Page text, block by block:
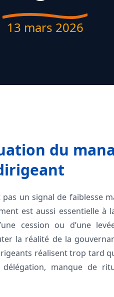
13 mars 2026
du
pas un signal de faiblesse
est aussi essentielle à
cession ou d’une
la réalité de la
réalisent trop tard
manque de